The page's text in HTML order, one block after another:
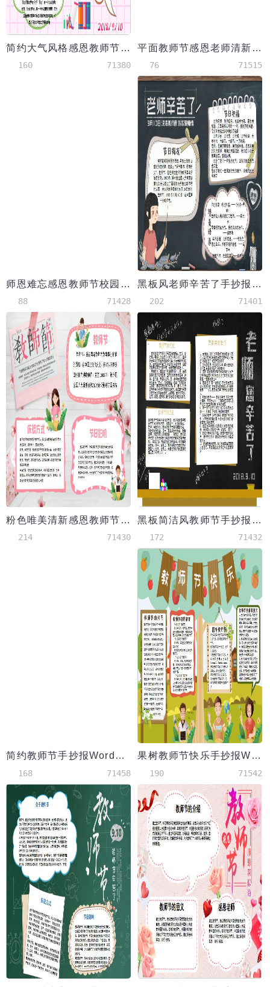
简约大气风格感恩教师节校园手抄报
160 71380
平面教师节感恩老师清新校园宣传栏手抄板报
76 71515
师恩难忘感恩教师节校园手抄报Word模板
88 71428
黑板风老师辛苦了手抄报Word模板
202 71401
粉色唯美清新感恩教师节校园小报手抄报
214 71430
黑板简洁风教师节手抄报Word模板
172 71432
简约教师节手抄报Word模板
168 71458
果树教师节快乐手抄报Word模板
190 71542